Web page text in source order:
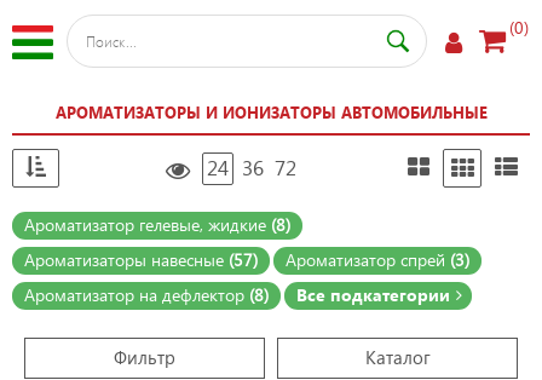
(0)
АРОМАТИЗАТОРЫ И ИОНИЗАТОРЫ АВТОМОБИЛЬНЫЕ
24 36 72
Ароматизатор гелевые, жидкие (8)
Ароматизаторы навесные (57) Ароматизатор спрей (3)
Ароматизатор на дефлектор (8) Все подкатегории
Фильтр Каталог